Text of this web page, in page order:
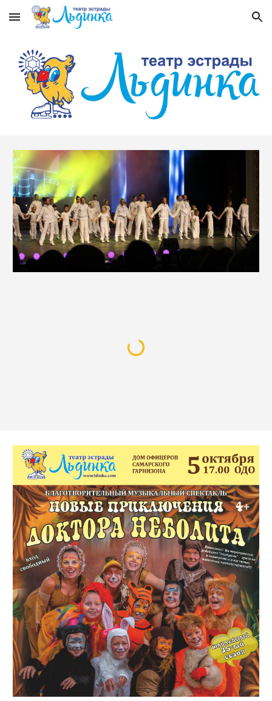
Skip to main content Skip to navigation